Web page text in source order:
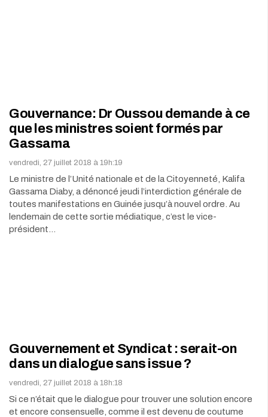
Gouvernance: Dr Oussou demande à ce
que les ministres soient formés par
Gassama
vendredi, 27 juillet 2018 à 19h:19
Le ministre de l’Unité nationale et de la Citoyenneté, Kalifa
Gassama Diaby, a dénoncé jeudi l’interdiction générale de
toutes manifestations en Guinée jusqu’à nouvel ordre. Au
lendemain de cette sortie médiatique, c’est le vice-
président…
Gouvernement et Syndicat : serait-on
dans un dialogue sans issue ?
vendredi, 27 juillet 2018 à 18h:18
Si ce n’était que le dialogue pour trouver une solution encore
et encore consensuelle, comme il est devenu de coutume